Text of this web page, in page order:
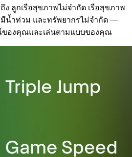
ง ลูกเรือสุขภาพไม่จำกัด เรือสุขภาพ
น้ำท่วม และทรัพยากรไม่จำกัด —
ของคุณและเล่นตามแบบของคุณ